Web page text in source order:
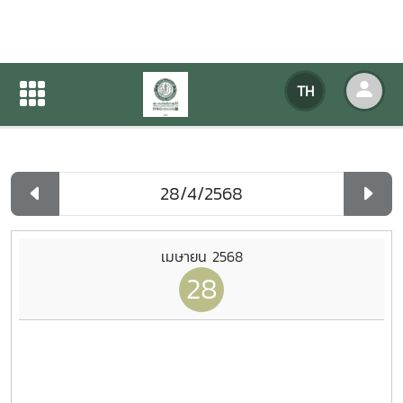
TH
ปฏิทินกิจกรรมของหน่วยงาน
ปฏิทินกิจกรรมของหน่วยงาน
เมษายน 2568
28